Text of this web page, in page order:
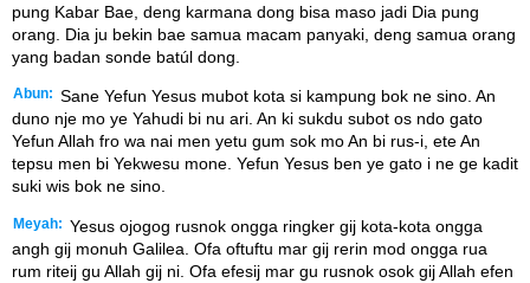
pung Kabar Bae, deng karmana dong bisa maso jadi Dia pung
orang. Dia ju bekin bae samua macam panyaki, deng samua orang
yang badan sonde batúl dong.
Abun: Sane Yefun Yesus mubot kota si kampung bok ne sino. An
duno nje mo ye Yahudi bi nu ari. An ki sukdu subot os ndo gato
Yefun Allah fro wa nai men yetu gum sok mo An bi rus-i, ete An
tepsu men bi Yekwesu mone. Yefun Yesus ben ye gato i ne ge kadit
suki wis bok ne sino.
Meyah: Yesus ojogog rusnok ongga ringker gij kota-kota ongga
angh gij monuh Galilea. Ofa oftuftu mar gij rerin mod ongga rua
rum riteij gu Allah gij ni. Ofa efesij mar gu rusnok osok gij Allah efen